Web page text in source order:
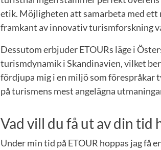
etik. Möjligheten att samarbeta med ett
framkant av innovativ turismforskning
Dessutom erbjuder ETOURs läge i
turismdynamik i Skandinavien, vilket
fördjupa mig i en miljö som förespråkar
på turismens mest angelägna
Vad vill du få ut av din tid
Under min tid på ETOUR hoppas jag få